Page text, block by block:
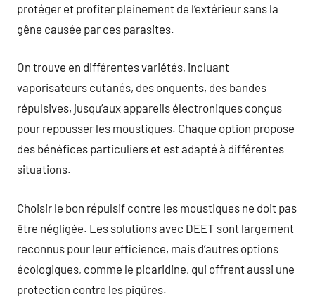
protéger et profiter pleinement de l’extérieur sans la
gêne causée par ces parasites.
On trouve en différentes variétés, incluant
vaporisateurs cutanés, des onguents, des bandes
répulsives, jusqu’aux appareils électroniques conçus
pour repousser les moustiques. Chaque option propose
des bénéfices particuliers et est adapté à différentes
situations.
Choisir le bon répulsif contre les moustiques ne doit pas
être négligée. Les solutions avec DEET sont largement
reconnus pour leur efficience, mais d’autres options
écologiques, comme le picaridine, qui offrent aussi une
protection contre les piqûres.